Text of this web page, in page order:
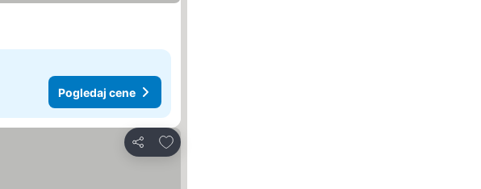
Pogledaj cene
Deli
Dodati u favorite